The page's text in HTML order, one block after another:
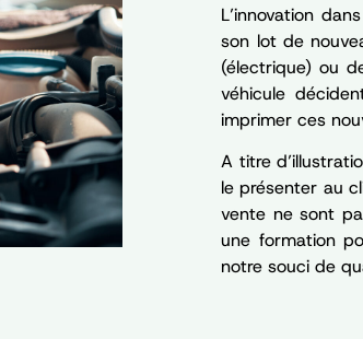
L’innovation
son lot de
(électrique) ou
véhicule
imprimer ces
A titre
le présenter au
vente ne sont
une formation
notre souci de